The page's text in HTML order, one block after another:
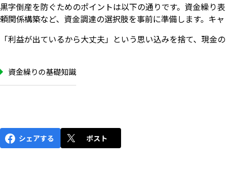
黒字倒産を防ぐためのポイントは以下の通りです。資金繰り
頼関係構築など、資金調達の選択肢を事前に準備します。キ
「利益が出ているから大丈夫」という思い込みを捨て、現
資金繰りの基礎知識
シェアする ポスト